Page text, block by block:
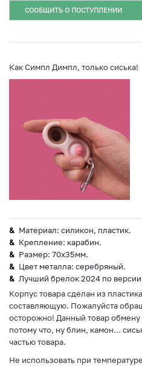
СООБЩИТЬ О ПОСТУПЛЕНИИ
Как Симпл Димпл, только сиська!
Материал: силикон, пластик.
Крепление: карабин.
Размер: 70х35мм.
Цвет металла: серебряный.
Лучший брелок 2024 по
Корпус товара сделан из
составляющую. Пожалуйста
осторожно! Данный товар обмену
потому что, ну блин, камон…
частью товара.
Не использовать при